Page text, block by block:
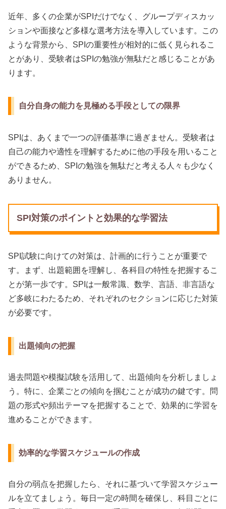
近年、多くの企業がSPIだけでなく、グループディスカッ
ションや面接など多様な選考方法を導入しています。この
ような背景から、SPIの重要性が相対的に低く見られるこ
とがあり、受験者はSPIの勉強が無駄だと感じることがあ
ります。
自分自身の能力を見極める手段としての限界
SPIは、あくまで一つの評価基準に過ぎません。受験者は
自己の能力や適性を理解するために他の手段を用いること
ができるため、SPIの勉強を無駄だと考える人々も少なく
ありません。
SPI対策のポイントと効果的な学習法
SPI試験に向けての対策は、計画的に行うことが重要で
す。まず、出題範囲を理解し、各科目の特性を把握するこ
とが第一歩です。SPIは一般常識、数学、言語、非言語な
ど多岐にわたるため、それぞれのセクションに応じた対策
が必要です。
出題傾向の把握
過去問題や模擬試験を活用して、出題傾向を分析しましょ
う。特に、企業ごとの傾向を掴むことが成功の鍵です。問
題の形式や頻出テーマを把握することで、効果的に学習を
進めることができます。
効率的な学習スケジュールの作成
自分の弱点を把握したら、それに基づいて学習スケジュー
ルを立てましょう。毎日一定の時間を確保し、科目ごとに